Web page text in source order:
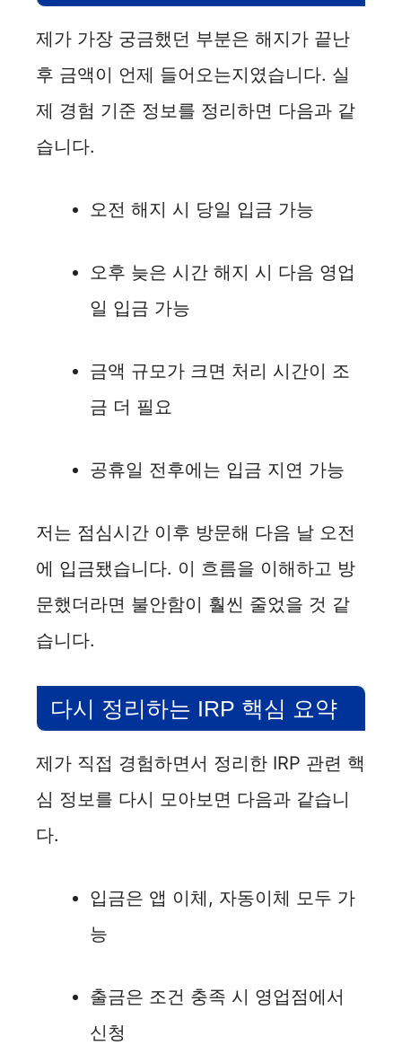
제가 가장 궁금했던 부분은 해지가 끝난
후 금액이 언제 들어오는지였습니다. 실
제 경험 기준 정보를 정리하면 다음과 같
습니다.
오전 해지 시 당일 입금 가능
오후 늦은 시간 해지 시 다음 영업
일 입금 가능
금액 규모가 크면 처리 시간이 조
금 더 필요
공휴일 전후에는 입금 지연 가능
저는 점심시간 이후 방문해 다음 날 오전
에 입금됐습니다. 이 흐름을 이해하고 방
문했더라면 불안함이 훨씬 줄었을 것 같
습니다.
다시 정리하는 IRP 핵심 요약
제가 직접 경험하면서 정리한 IRP 관련 핵
심 정보를 다시 모아보면 다음과 같습니
다.
입금은 앱 이체, 자동이체 모두 가
능
출금은 조건 충족 시 영업점에서
신청